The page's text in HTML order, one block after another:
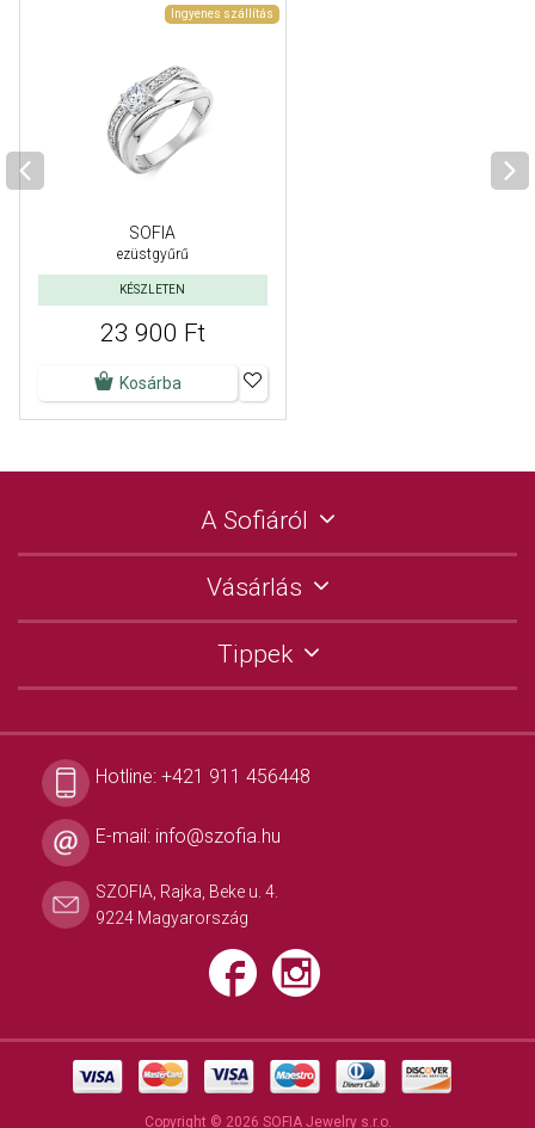
Ingyenes szállítás
SOFIA
ezüstgyűrű
KÉSZLETEN
23 900 Ft
Kosárba
A Sofiáról
Vásárlás
Tippek
Hotline: +421 911 456448
E-mail: info@szofia.hu
SZOFIA, Rajka, Beke u. 4.
9224 Magyarország
Copyright © 2026 SOFIA Jewelry s.r.o.